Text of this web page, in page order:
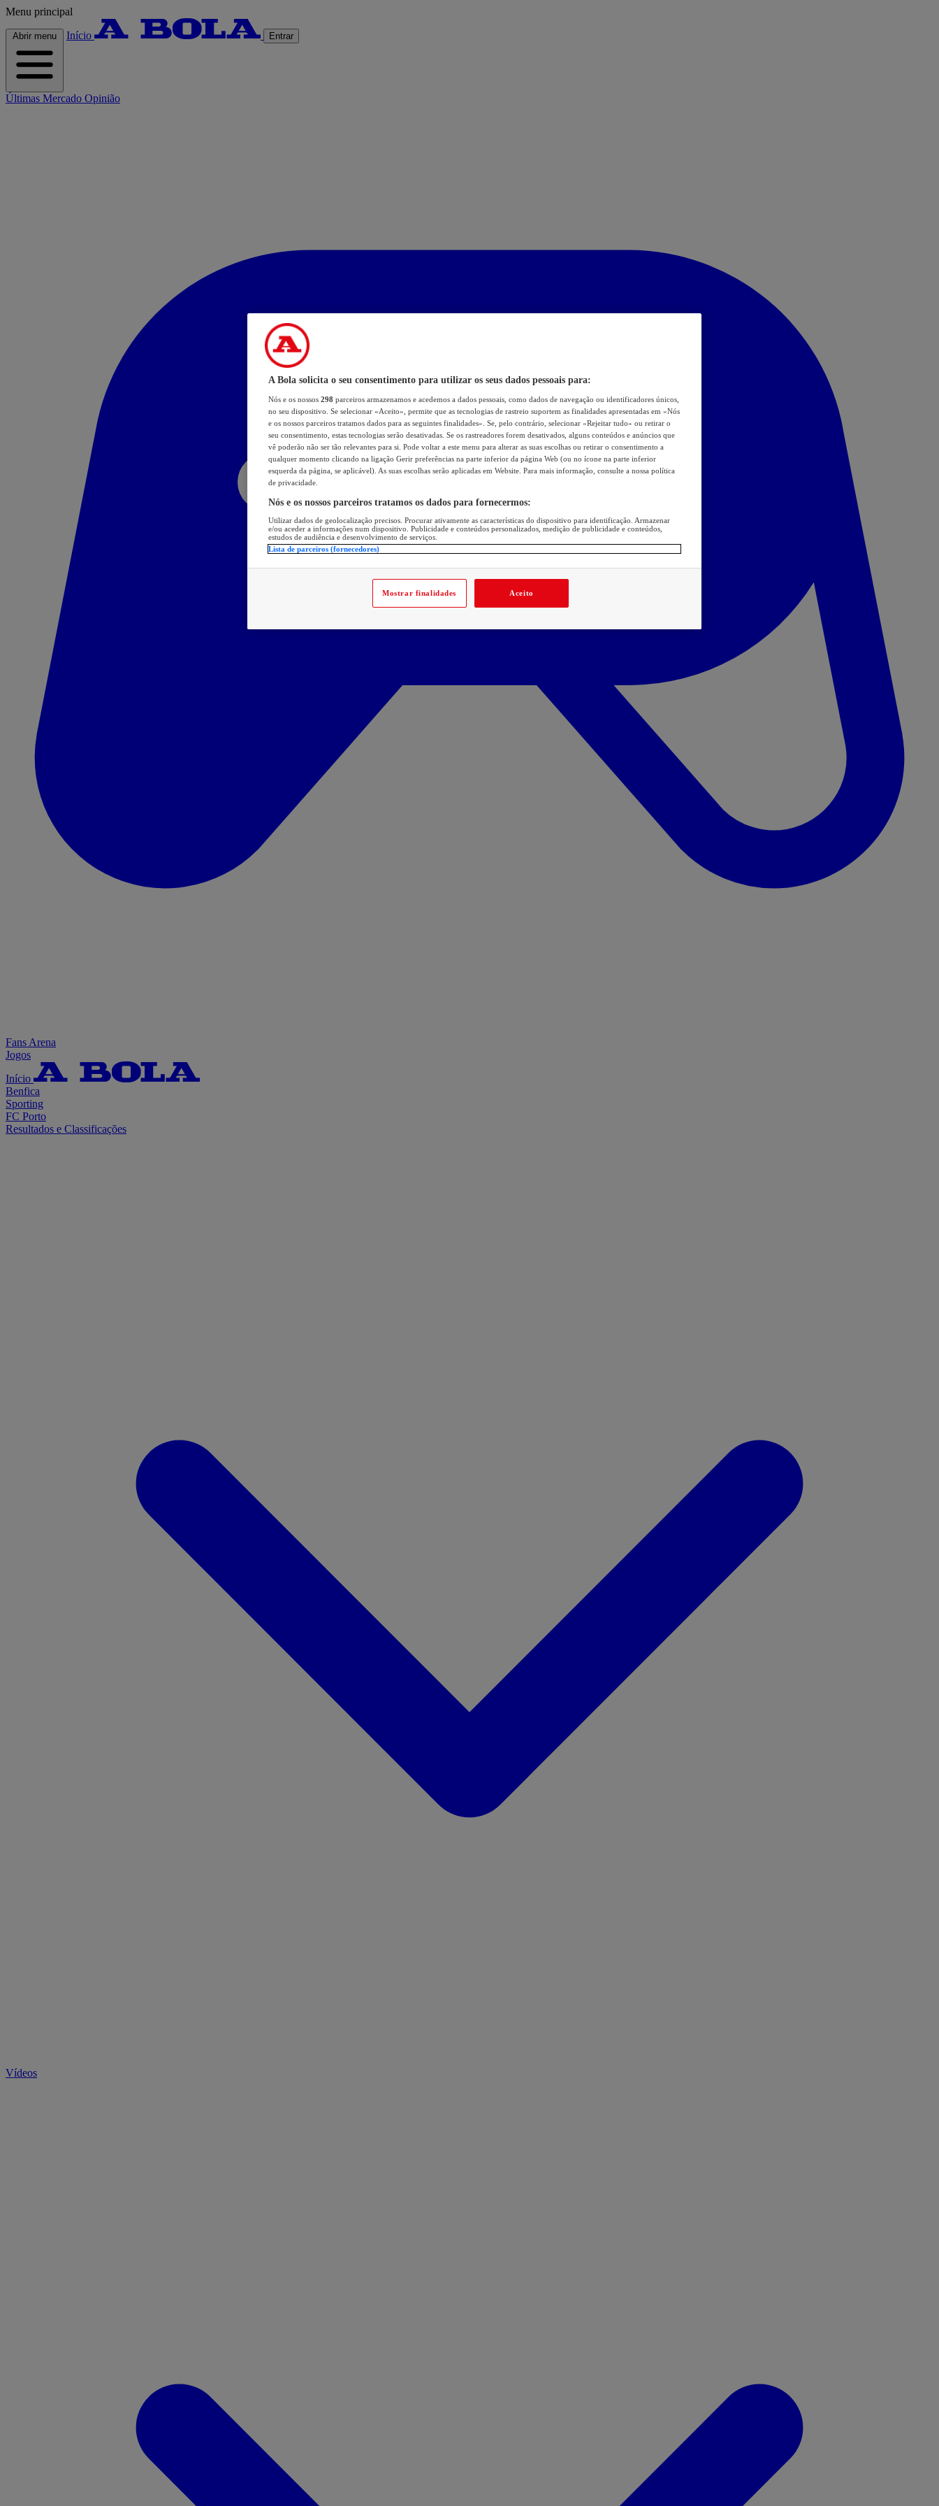
Menu principal
Abrir menu Início Entrar
Últimas Mercado Opinião
Fans Arena
Jogos
Início
Benfica
Sporting
FC Porto
Resultados e Classificações
Vídeos
A Bola solicita o seu consentimento para utilizar os seus dados pessoais para:
Nós e os nossos 298 parceiros armazenamos e acedemos a dados pessoais, como dados de navegação ou identificadores únicos,
no seu dispositivo. Se selecionar «Aceito», permite que as tecnologias de rastreio suportem as finalidades apresentadas em «Nós
e os nossos parceiros tratamos dados para as seguintes finalidades». Se, pelo contrário, selecionar «Rejeitar tudo» ou retirar o
seu consentimento, estas tecnologias serão desativadas. Se os rastreadores forem desativados, alguns conteúdos e anúncios que
vê poderão não ser tão relevantes para si. Pode voltar a este menu para alterar as suas escolhas ou retirar o consentimento a
qualquer momento clicando na ligação Gerir preferências na parte inferior da página Web (ou no ícone na parte inferior
esquerda da página, se aplicável). As suas escolhas serão aplicadas em Website. Para mais informação, consulte a nossa política
de privacidade.
Nós e os nossos parceiros tratamos os dados para fornecermos:
Utilizar dados de geolocalização precisos. Procurar ativamente as características do dispositivo para identificação. Armazenar
e/ou aceder a informações num dispositivo. Publicidade e conteúdos personalizados, medição de publicidade e conteúdos,
estudos de audiência e desenvolvimento de serviços.
Lista de parceiros (fornecedores)
Mostrar finalidades Aceito